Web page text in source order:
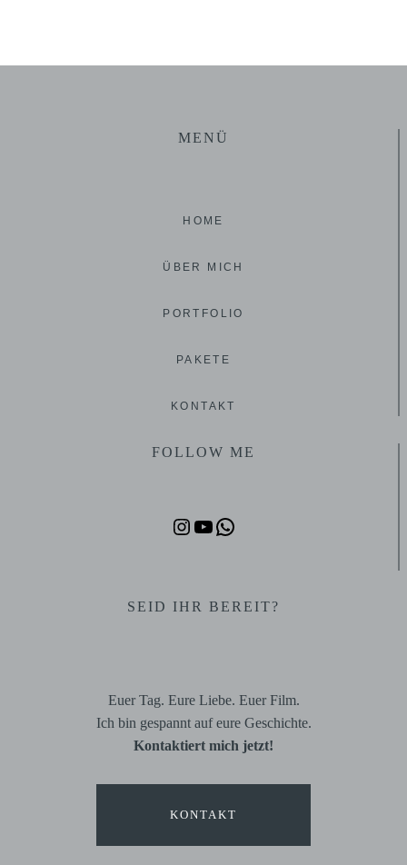
MENÜ
HOME
ÜBER MICH
PORTFOLIO
PAKETE
KONTAKT
FOLLOW ME
Instagram
YouTube
WhatsApp
SEID IHR BEREIT?
Euer Tag. Eure Liebe. Euer Film.
Ich bin gespannt auf eure Geschichte.
Kontaktiert mich jetzt!
KONTAKT